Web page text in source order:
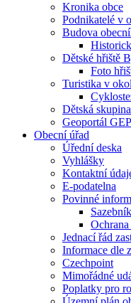
Kronika obce
Podnikatelé v
Budova
Dětské hřiště
Foto
Turistika v
Dětská
Geoportál
Obecní úřad
Úřední deska
Vyhlášky
Kontaktní
E-podatelna
Povinné
Jednací řád
Informace dle
Czechpoint
Mimořádné
Poplatky pro